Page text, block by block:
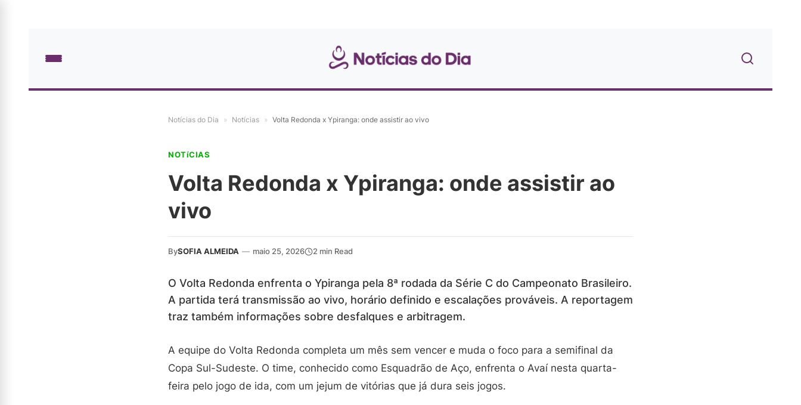
Notícias do Dia » Notícias » Volta Redonda x Ypiranga: onde assistir ao vivo
NOTíCIAS
Volta Redonda x Ypiranga: onde assistir ao
vivo
BySOFIA ALMEIDA — maio 25, 2026 2 min Read
O Volta Redonda enfrenta o Ypiranga pela 8ª rodada da Série C do Campeonato Brasileiro.
A partida terá transmissão ao vivo, horário definido e escalações prováveis. A reportagem
traz também informações sobre desfalques e arbitragem.
A equipe do Volta Redonda completa um mês sem vencer e muda o foco para a semifinal da
Copa Sul-Sudeste. O time, conhecido como Esquadrão de Aço, enfrenta o Avaí nesta quarta-
feira pelo jogo de ida, com um jejum de vitórias que já dura seis jogos.